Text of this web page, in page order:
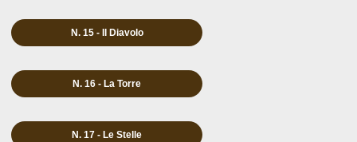
N. 15 - Il Diavolo
N. 16 - La Torre
N. 17 - Le Stelle